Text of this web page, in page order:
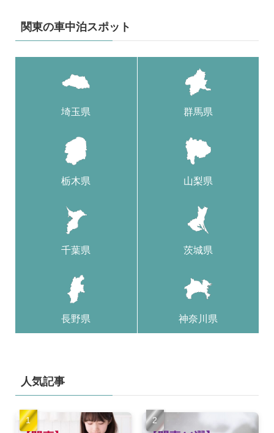
関東の車中泊スポット
埼玉県 群馬県
栃木県 山梨県
千葉県 茨城県
長野県 神奈川県
人気記事